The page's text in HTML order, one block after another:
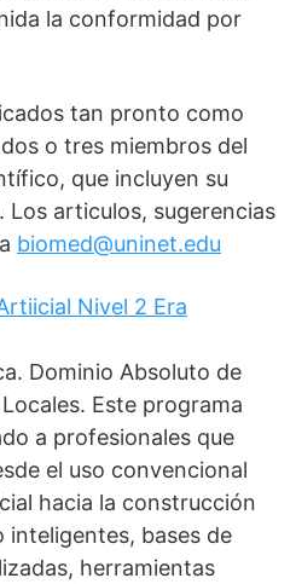
la conformidad por
tan pronto como
o tres miembros del
que incluyen su
Los articulos, sugerencias
biomed@uninet.edu
Nivel 2 Era
Dominio Absoluto de
Este programa
a profesionales que
el uso convencional
hacia la construcción
inteligentes, bases de
herramientas